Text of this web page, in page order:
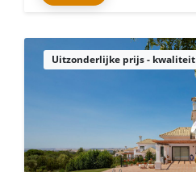
Uitzonderlijke prijs - kwaliteit